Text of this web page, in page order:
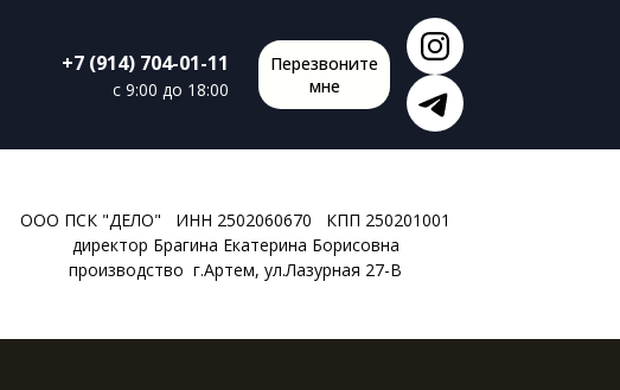
+7 (914) 704-01-11
c 9:00 до 18:00
Перезвоните
мне
ООО ПСК "ДЕЛО" ИНН 2502060670 КПП 250201001
директор Брагина Екатерина Борисовна
производство г.Артем, ул.Лазурная 27-В